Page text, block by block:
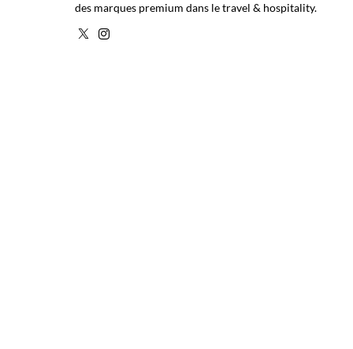
des marques premium dans le travel & hospitality.